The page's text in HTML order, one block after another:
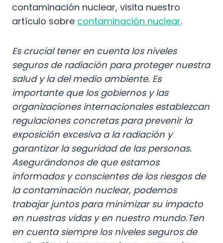
contaminación nuclear, visita nuestro
artículo sobre contaminación nuclear.
Es crucial tener en cuenta los niveles
seguros de radiación para proteger nuestra
salud y la del medio ambiente. Es
importante que los gobiernos y las
organizaciones internacionales establezcan
regulaciones concretas para prevenir la
exposición excesiva a la radiación y
garantizar la seguridad de las personas.
Asegurándonos de que estamos
informados y conscientes de los riesgos de
la contaminación nuclear, podemos
trabajar juntos para minimizar su impacto
en nuestras vidas y en nuestro mundo.Ten
en cuenta siempre los niveles seguros de